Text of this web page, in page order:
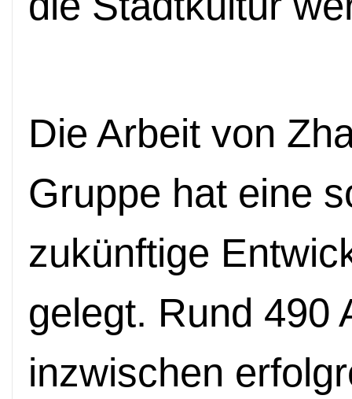
Die Arbeit von
Gruppe hat eine
zukünftige
gelegt. Rund 490
inzwischen